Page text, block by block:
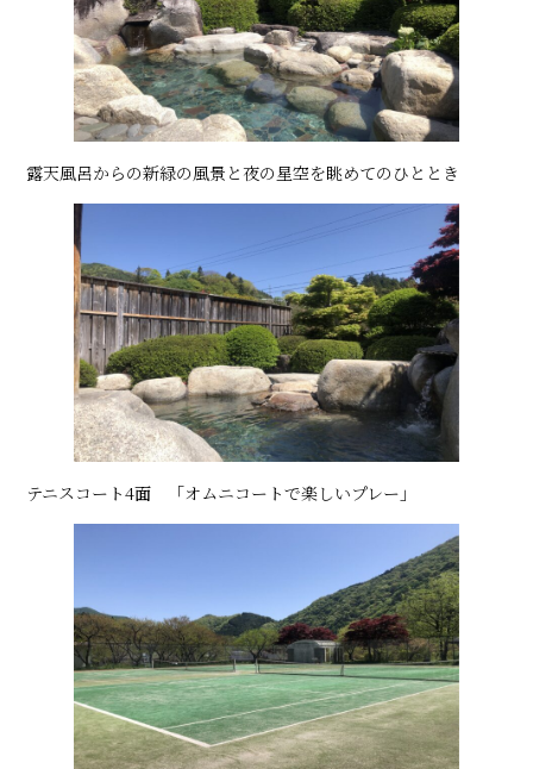
露天風呂からの新緑の風景と夜の星空を眺めてのひととき
テニスコート4面 「オムニコートで楽しいプレー」